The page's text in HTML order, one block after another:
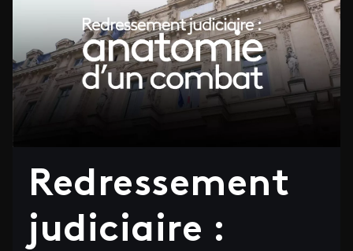
Redressement
judiciaire :